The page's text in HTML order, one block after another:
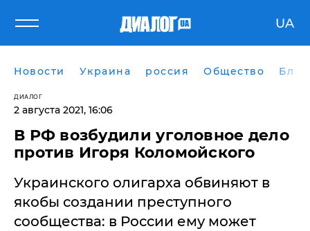
UA
Новости Украина россия Общество
ДИАЛОГ
2 августа 2021, 16:06
В РФ возбудили уголовное дело
против Игоря Коломойского
Украинского олигарха обвиняют в
якобы создании преступного
сообщества: в России ему может